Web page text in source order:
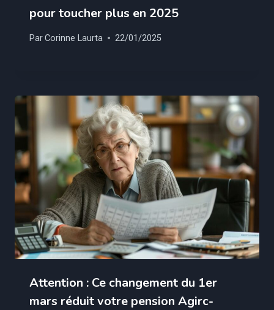
pour toucher plus en 2025
ParCorinne Laurta 22/01/2025
Attention : Ce changement du 1er
mars réduit votre pension Agirc-